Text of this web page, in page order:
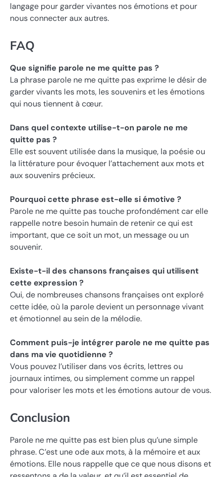
langage pour garder vivantes nos émotions et pour
nous connecter aux autres.
FAQ
Que signifie parole ne me quitte pas ?
La phrase parole ne me quitte pas exprime le désir de
garder vivants les mots, les souvenirs et les émotions
qui nous tiennent à cœur.
Dans quel contexte utilise-t-on parole ne me
quitte pas ?
Elle est souvent utilisée dans la musique, la poésie ou
la littérature pour évoquer l’attachement aux mots et
aux souvenirs précieux.
Pourquoi cette phrase est-elle si émotive ?
Parole ne me quitte pas touche profondément car elle
rappelle notre besoin humain de retenir ce qui est
important, que ce soit un mot, un message ou un
souvenir.
Existe-t-il des chansons françaises qui utilisent
cette expression ?
Oui, de nombreuses chansons françaises ont exploré
cette idée, où la parole devient un personnage vivant
et émotionnel au sein de la mélodie.
Comment puis-je intégrer parole ne me quitte pas
dans ma vie quotidienne ?
Vous pouvez l’utiliser dans vos écrits, lettres ou
journaux intimes, ou simplement comme un rappel
pour valoriser les mots et les émotions autour de vous.
Conclusion
Parole ne me quitte pas est bien plus qu’une simple
phrase. C’est une ode aux mots, à la mémoire et aux
émotions. Elle nous rappelle que ce que nous disons et